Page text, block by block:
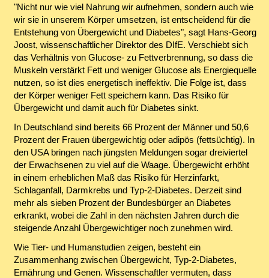
"Nicht nur wie viel Nahrung wir aufnehmen, sondern auch wie
wir sie in unserem Körper umsetzen, ist entscheidend für die
Entstehung von Übergewicht und Diabetes", sagt Hans-Georg
Joost, wissenschaftlicher Direktor des DIfE. Verschiebt sich
das Verhältnis von Glucose- zu Fettverbrennung, so dass die
Muskeln verstärkt Fett und weniger Glucose als Energiequelle
nutzen, so ist dies energetisch ineffektiv. Die Folge ist, dass
der Körper weniger Fett speichern kann. Das Risiko für
Übergewicht und damit auch für Diabetes sinkt.
In Deutschland sind bereits 66 Prozent der Männer und 50,6
Prozent der Frauen übergewichtig oder adipös (fettsüchtig). In
den USA bringen nach jüngsten Meldungen sogar dreiviertel
der Erwachsenen zu viel auf die Waage. Übergewicht erhöht
in einem erheblichen Maß das Risiko für Herzinfarkt,
Schlaganfall, Darmkrebs und Typ-2-Diabetes. Derzeit sind
mehr als sieben Prozent der Bundesbürger an Diabetes
erkrankt, wobei die Zahl in den nächsten Jahren durch die
steigende Anzahl Übergewichtiger noch zunehmen wird.
Wie Tier- und Humanstudien zeigen, besteht ein
Zusammenhang zwischen Übergewicht, Typ-2-Diabetes,
Ernährung und Genen. Wissenschaftler vermuten, dass